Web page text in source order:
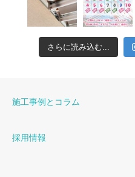
さらに読み込む...
施工事例とコラム
採用情報